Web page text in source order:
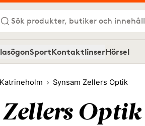
Sök produkter, butiker och innehåll
SportKontaktlinserHörsel
Katrineholm Synsam Zellers Optik
Zellers Optik